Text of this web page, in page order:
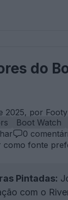
do
2025, por
Boot Watch
0
como fonte
Pintadas:
com o